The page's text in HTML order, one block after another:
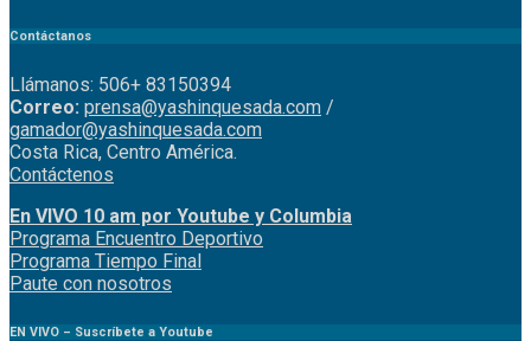
Contáctanos
Llámanos: 506+ 83150394
Correo: prensa@yashinquesada.com /
gamador@yashinquesada.com
Costa Rica, Centro América.
Contáctenos
En VIVO 10 am por Youtube y Columbia
Programa Encuentro Deportivo
Programa Tiempo Final
Paute con nosotros
EN VIVO – Suscríbete a Youtube